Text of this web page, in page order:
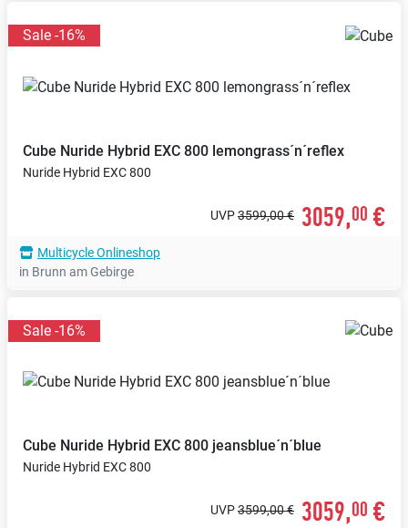
Sale -16%
Cube Nuride Hybrid EXC 800 lemongrass´n´reflex
Nuride Hybrid EXC 800
UVP3599,00 € 3059,00 €
Multicycle Onlineshop
in Brunn am Gebirge
Sale -16%
Cube Nuride Hybrid EXC 800 jeansblue´n´blue
Nuride Hybrid EXC 800
UVP3599,00 € 3059,00 €